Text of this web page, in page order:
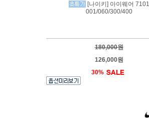
[나이키] 아이웨어 7101
001/060/300/400
180,000원
126,000원
30%